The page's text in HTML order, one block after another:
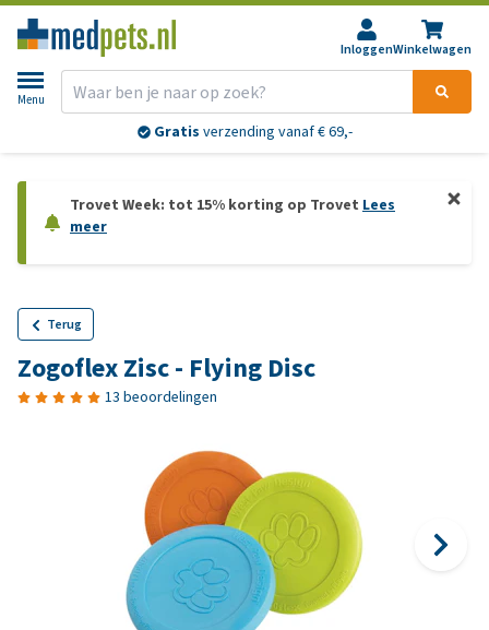
InloggenWinkelwagen
Menu
Gratis verzending vanaf € 69,-
Trovet Week: tot 15% korting op Trovet Lees
meer
Terug
Zogoflex Zisc - Flying Disc
13 beoordelingen